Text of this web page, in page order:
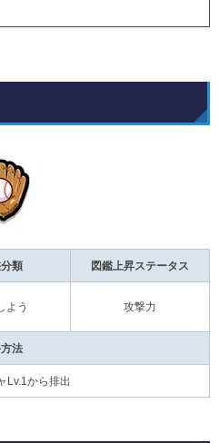
分類 図鑑上昇ステータス
よう 攻撃力
方法
Lv.1から排出